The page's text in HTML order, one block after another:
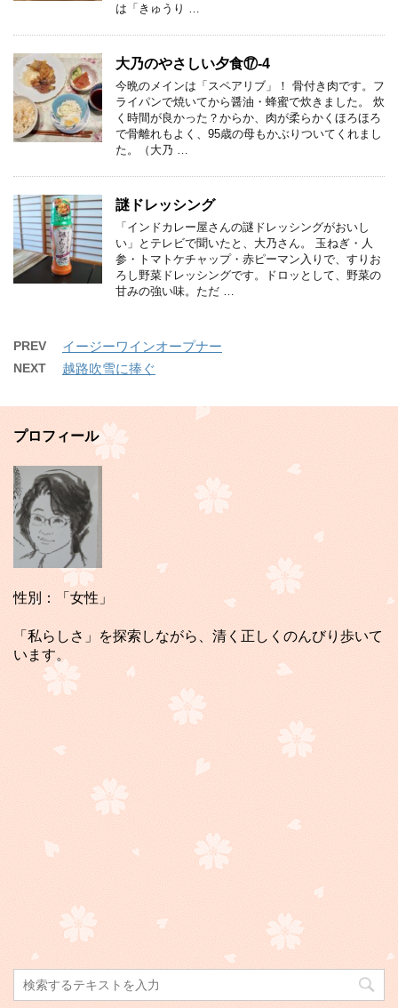
は「きゅうり …
大乃のやさしい夕食⑰-4
今晩のメインは「スペアリブ」！ 骨付き肉です。フ
ライパンで焼いてから醤油・蜂蜜で炊きました。 炊
く時間が良かった？からか、肉が柔らかくほろほろ
で骨離れもよく、95歳の母もかぶりついてくれまし
た。（大乃 …
謎ドレッシング
「インドカレー屋さんの謎ドレッシングがおいし
い」とテレビで聞いたと、大乃さん。 玉ねぎ・人
参・トマトケチャップ・赤ピーマン入りで、すりお
ろし野菜ドレッシングです。ドロッとして、野菜の
甘みの強い味。ただ …
PREV イージーワインオープナー
NEXT 越路吹雪に捧ぐ
プロフィール
性別：「女性」
「私らしさ」を探索しながら、清く正しくのんびり歩いて
います。